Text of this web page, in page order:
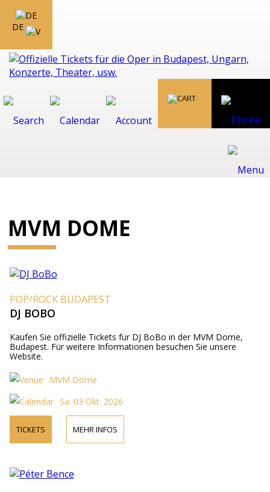
DE
MVM DOME
POP/ROCK BUDAPEST
DJ BOBO
Kaufen Sie offizielle Tickets für DJ BoBo in der MVM Dome,
Budapest. Für weitere Informationen besuchen Sie unsere
Website.
MVM Dome
Sa. 03 Okt. 2026
TICKETS MEHR INFOS